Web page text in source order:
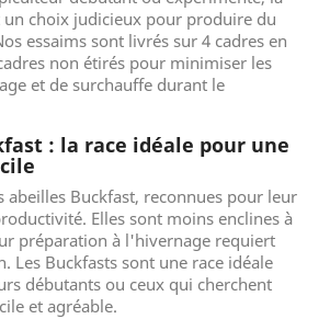
un choix judicieux pour produire du
essaims sont livrés sur 4 cadres en
non étirés pour minimiser les
et de surchauffe durant le
: la race idéale pour une
abeilles Buckfast, reconnues pour leur
Elles sont moins enclines à
préparation à l'hivernage requiert
Les Buckfasts sont une race idéale
débutants ou ceux qui cherchent
et agréable.